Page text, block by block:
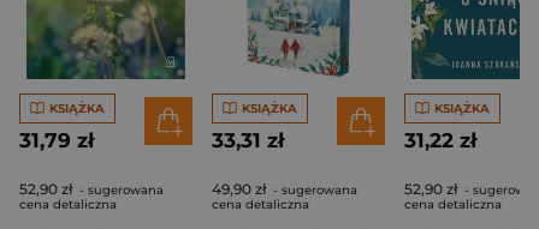
KSIĄŻKA
31,79 zł
52,90 zł - sugerowana
cena detaliczna
KSIĄŻKA
33,31 zł
49,90 zł - sugerowana
cena detaliczna
KSIĄŻKA
31,22 zł
52,90 zł -
cena detaliczna